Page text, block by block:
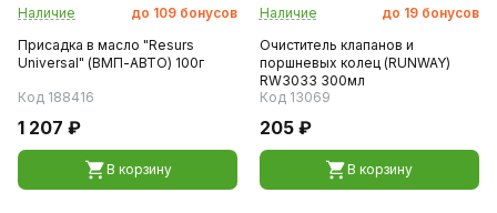
Наличие до 109 бонусов
Присадка в масло "Resurs
Universal" (ВМП-АВТО) 100г
Код 188416
1 207 ₽
В корзину
Наличие до 19 бонусов
Очиститель клапанов и
поршневых колец (RUNWAY)
RW3033 300мл
Код 13069
205 ₽
В корзину